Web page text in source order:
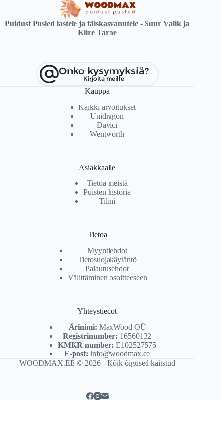
Puidust Pusled lastele ja täiskasvanutele - Suur Valik ja
Kiire Tarne
Onko kysymyksiä?
Kirjoita meille
Kauppa
Kaikki arvoitukset
Unidragon
Davici
Wentworth
Asiakkaalle
Tietoa meistä
Puisten historia
Tilini
Tietoa
Myyntiehdot
Tietosuojakäytäntö
Palautusehdot
Välittäminen osoitteeseen
Yhteystiedot
Ärinimi: MaxWood OÜ
Registrinumber: 16560132
KMKR number: E102527575
E-post: info@woodmax.ee
WOODMAX.EE © 2026 - Kõik õigused kaitstud